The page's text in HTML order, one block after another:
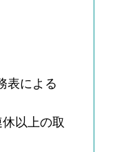
表による
以上の取